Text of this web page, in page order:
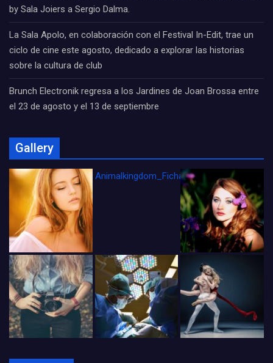
by Sala Joiers a Sergio Dalma.
La Sala Apolo, en colaboración con el Festival In-Edit, trae un
ciclo de cine este agosto, dedicado a explorar las historias
sobre la cultura de club
Brunch Electronik regresa a los Jardines de Joan Brossa entre
el 23 de agosto y el 13 de septiembre
Gallery
Animalkingdom_FichaCine